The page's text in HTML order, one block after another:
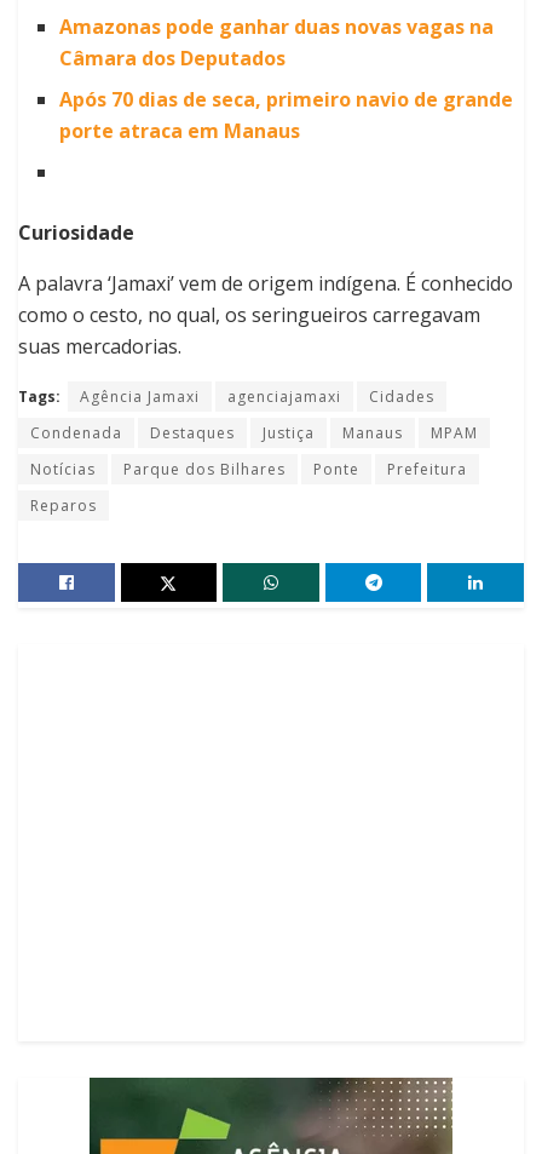
Amazonas pode ganhar duas novas vagas na
Câmara dos Deputados
Após 70 dias de seca, primeiro navio de grande
porte atraca em Manaus
Curiosidade
A palavra ‘Jamaxi’ vem de origem indígena. É conhecido
como o cesto, no qual, os seringueiros carregavam
suas mercadorias.
Tags: Agência Jamaxi agenciajamaxi
Cidades
Condenada
Destaques Justiça Manaus
MPAM
Notícias
Parque dos Bilhares Ponte
Prefeitura
Reparos